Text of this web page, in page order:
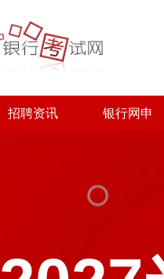
招聘资讯 银行网申